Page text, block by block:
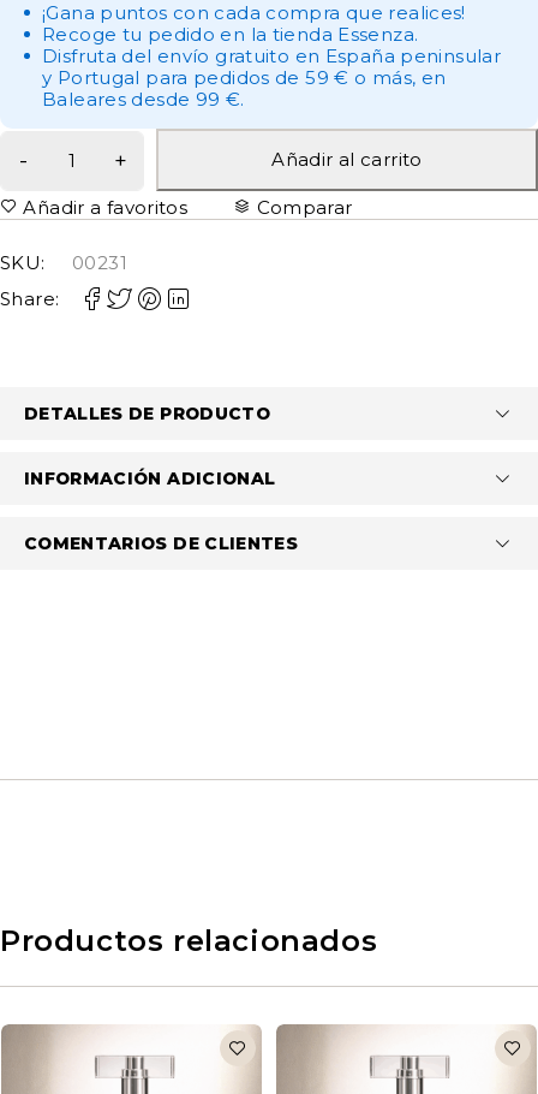
¡Gana puntos con cada compra que realices!
Recoge tu pedido en la tienda Essenza.
Disfruta del envío gratuito en España peninsular
y Portugal para pedidos de 59 € o más, en
Baleares desde 99 €.
Añadir al carrito
Añadir a favoritos Comparar
SKU:
00231
Share:
DETALLES DE PRODUCTO
INFORMACIÓN ADICIONAL
COMENTARIOS DE CLIENTES
Productos relacionados